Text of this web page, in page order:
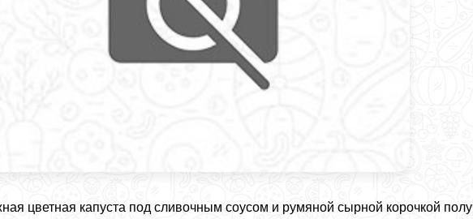
цветная капуста под сливочным соусом и румяной сырной корочкой